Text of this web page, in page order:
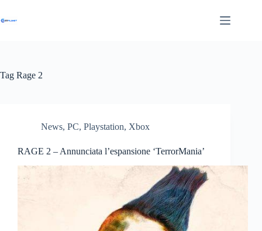
contenuto
Tag Rage 2
News, PC, Playstation, Xbox
RAGE 2 – Annunciata l’espansione ‘TerrorMania’